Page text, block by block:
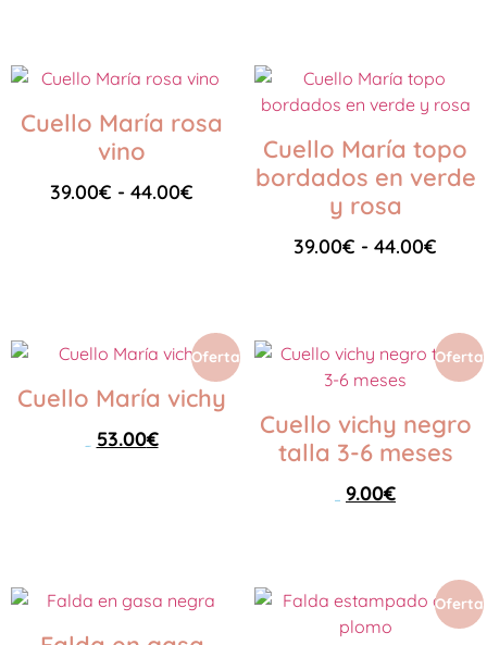
Cuello María rosa
vino
39.00€ - 44.00€
Cuello María topo
bordados en verde
y rosa
39.00€ - 44.00€
Oferta
Cuello María vichy
53.00€
Oferta
Cuello vichy negro
talla 3-6 meses
9.00€
Oferta